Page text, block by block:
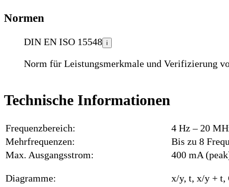
Normen
DIN EN ISO 15548 i
Norm für Leistungsmerkmale und Verifizierung
Technische Informationen
Frequenzbereich:
4 Hz – 20
Mehrfrequenzen:
Bis zu 8
Max. Ausgangsstrom:
400 mA
Diagramme: x/y, t, x/y + t,